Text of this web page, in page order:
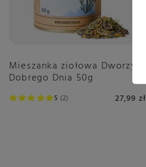
5 2
Mieszanka ziołowa Dworzysk
Dobrego Dnia 50g
27,99 zł